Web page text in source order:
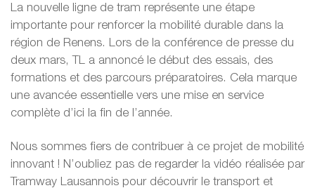
La nouvelle ligne de tram représente une étape
importante pour renforcer la mobilité durable dans la
région de Renens. Lors de la conférence de presse du
deux mars, TL a annoncé le début des essais, des
formations et des parcours préparatoires. Cela marque
une avancée essentielle vers une mise en service
complète d’ici la fin de l’année.
Nous sommes fiers de contribuer à ce projet de mobilité
innovant ! N’oubliez pas de regarder la vidéo réalisée par
Tramway Lausannois pour découvrir le transport et